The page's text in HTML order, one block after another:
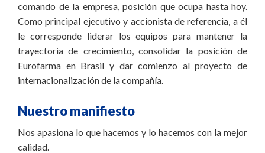
comando de la empresa, posición que ocupa hasta hoy.
Como principal ejecutivo y accionista de referencia, a él
le corresponde liderar los equipos para mantener la
trayectoria de crecimiento, consolidar la posición de
Eurofarma en Brasil y dar comienzo al proyecto de
internacionalización de la compañía.
Nuestro manifiesto
Nos apasiona lo que hacemos y lo hacemos con la mejor
calidad.